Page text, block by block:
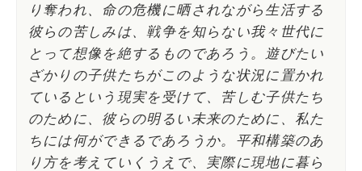
り奪われ、命の危機に晒されながら生活する
彼らの苦しみは、戦争を知らない我々世代に
とって想像を絶するものであろう。遊びたい
ざかりの子供たちがこのような状況に置かれ
ているという現実を受けて、苦しむ子供たち
のために、彼らの明るい未来のために、私た
ちには何ができるであろうか。平和構築のあ
り方を考えていくうえで、実際に現地に暮ら